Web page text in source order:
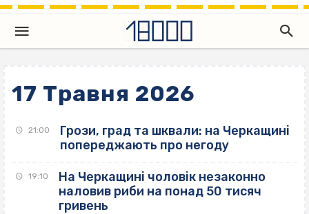
17 Травня 2026
21:00
Грози, град та шквали: на Черкащині
попереджають про негоду
19:10
На Черкащині чоловік незаконно
наловив риби на понад 50 тисяч
гривень